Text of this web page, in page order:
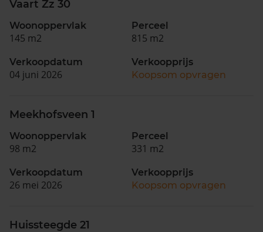
Vaart Zz 30
Woonoppervlak
145 m2
Perceel
815 m2
Verkoopdatum
04 juni 2026
Verkoopprijs
Koopsom opvragen
Meekhofsveen 1
Woonoppervlak
98 m2
Perceel
331 m2
Verkoopdatum
26 mei 2026
Verkoopprijs
Koopsom opvragen
Huissteegde 21